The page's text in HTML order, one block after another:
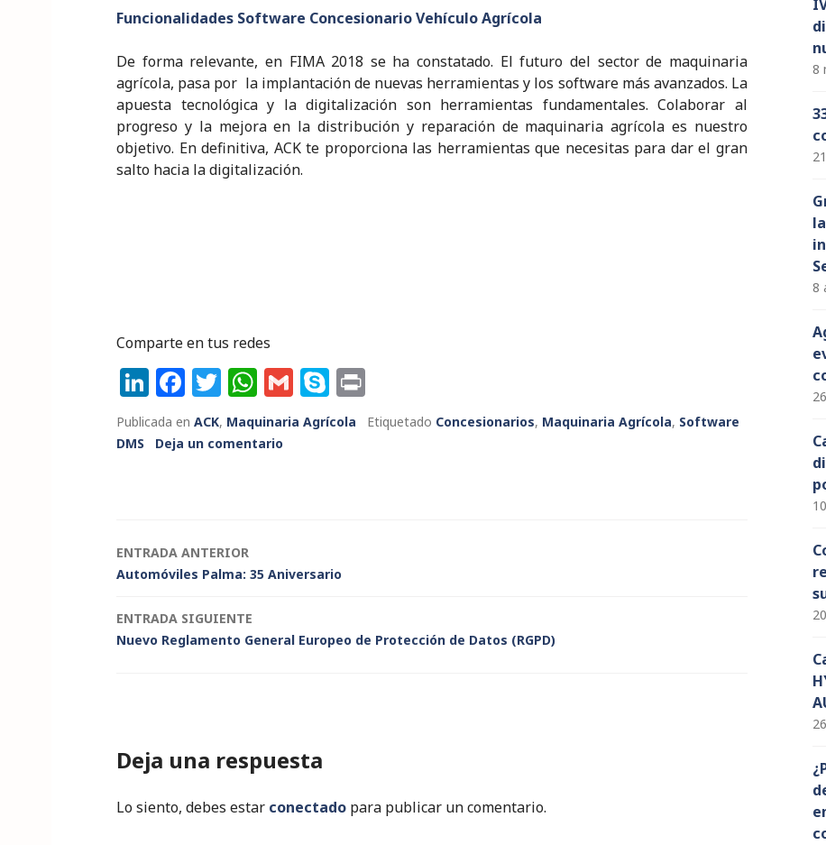
Funcionalidades Software Concesionario Vehículo Agrícola
De forma relevante, en FIMA 2018 se ha constatado. El futuro del sector de maquinaria
agrícola, pasa por la implantación de nuevas herramientas y los software más avanzados. La
apuesta tecnológica y la digitalización son herramientas fundamentales. Colaborar al
progreso y la mejora en la distribución y reparación de maquinaria agrícola es nuestro
objetivo. En definitiva, ACK te proporciona las herramientas que necesitas para dar el gran
salto hacia la digitalización.
Comparte en tus redes
Li
n
k
F
a
c
o
k
T
w
it
W
h
a
G
m
ai
S
k
y
ri
n
Publicada en ACK, Maquinaria Agrícola Etiquetado Concesionarios, Maquinaria Agrícola, Software
DMS
Deja un comentario
Navegación
entradas
ENTRADA ANTERIOR
Automóviles Palma: 35 Aniversario
ENTRADA SIGUIENTE
Nuevo Reglamento General Europeo de Protección de Datos (RGPD)
Deja una respuesta
Lo siento, debes estar conectado para publicar un comentario.
8
8